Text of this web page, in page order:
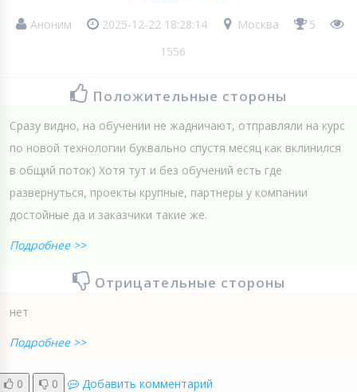
Аноним 2025-12-22 18:28:14 Москва
5
1556
Положительные стороны
Сразу видно, на обучении не жадничают, отправляли на курс
по новой технологии буквально спустя месяц как вклинился
в общий поток) Хотя тут и без обучений есть где
развернуться, проекты крупные, партнеры у компании
достойные да и заказчики такие же.
Подробнее >>
Отрицательные стороны
нет
Подробнее >>
0 0 Добавить комментарий